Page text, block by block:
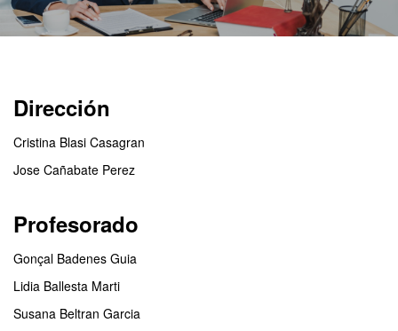
Dirección
Cristina Blasi Casagran
Jose Cañabate Perez
Profesorado
Gonçal Badenes Guia
Lidia Ballesta Marti
Susana Beltran Garcia